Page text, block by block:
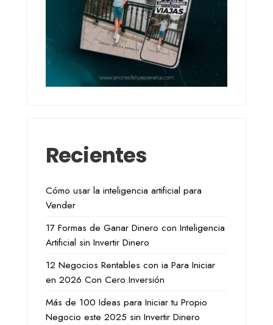
Recientes
Cómo usar la inteligencia artificial para
Vender
17 Formas de Ganar Dinero con Inteligencia
Artificial sin Invertir Dinero
12 Negocios Rentables con ia Para Iniciar
en 2026 Con Cero Inversión
Más de 100 Ideas para Iniciar tu Propio
Negocio este 2025 sin Invertir Dinero